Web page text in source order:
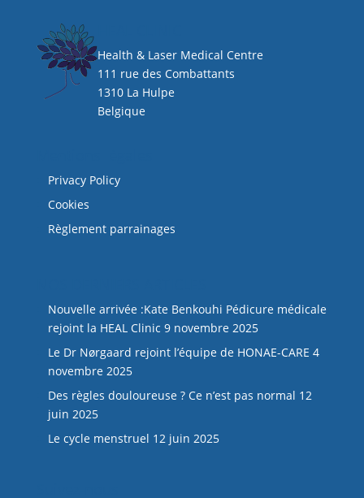
Health & Laser Medical Centre
111 rue des Combattants
1310 La Hulpe
Belgique
Privacy Policy
Cookies
Règlement parrainages
Nouvelle arrivée :Kate Benkouhi Pédicure médicale
rejoint la HEAL Clinic 9 novembre 2025
Le Dr Nørgaard rejoint l’équipe de HONAE-CARE 4
novembre 2025
Des règles douloureuse ? Ce n’est pas normal 12
juin 2025
Le cycle menstruel 12 juin 2025